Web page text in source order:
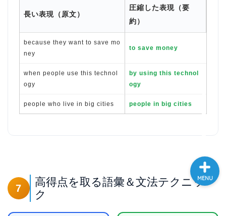
長い表現（原文）
圧縮した表現（要
約）
because they want to save mo
ney
to save money
when people use this technol
ogy
by using this technol
ogy
people who live in big cities people in big cities
7
高得点を取る語彙＆文法テクニッ
ク
MENU
大学入試英語対策講座
英語名言・格言・カッコい
い英語＆素敵な英文フレー
ズ集